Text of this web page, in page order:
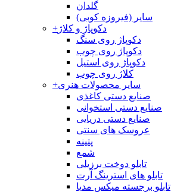
گلدان
سایر (فیروزه کوبی)
+دکوپاژ و کلاژ
دکوپاژ روی سنگ
دکوپاژ روی چوب
دکوپاژ روی استیل
کلاژ روی چوب
+سایر محصولات هنری
صنایع دستی کاغذی
صنایع دستی استخوانی
صنایع دستی دریایی
عروسک های سنتی
پتینه
شمع
تابلو دوخت برزیلی
تابلو های استرینگ آرت
تابلو برجسته میکس مدیا